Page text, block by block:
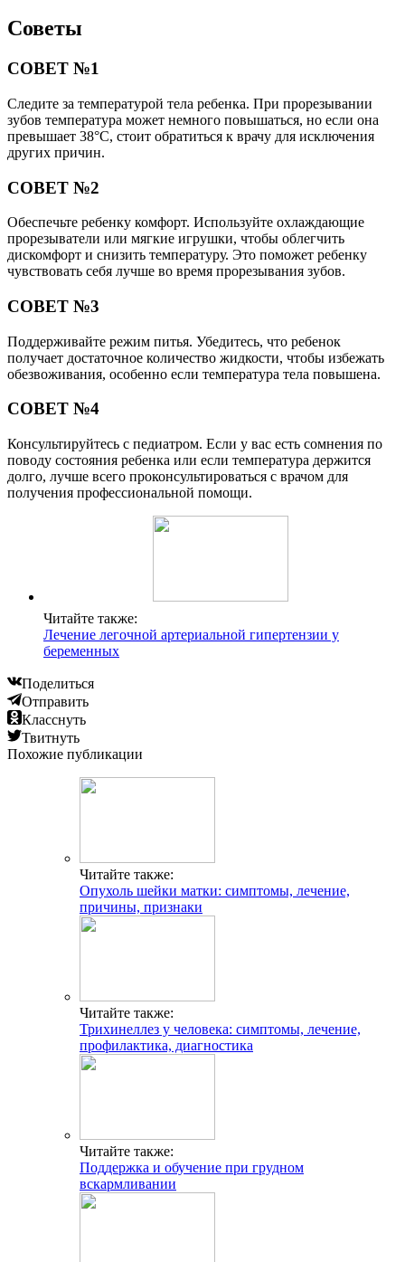
Советы
СОВЕТ №1
Следите за температурой тела ребенка. При прорезывании
зубов температура может немного повышаться, но если она
превышает 38°C, стоит обратиться к врачу для исключения
других причин.
СОВЕТ №2
Обеспечьте ребенку комфорт. Используйте охлаждающие
прорезыватели или мягкие игрушки, чтобы облегчить
дискомфорт и снизить температуру. Это поможет ребенку
чувствовать себя лучше во время прорезывания зубов.
СОВЕТ №3
Поддерживайте режим питья. Убедитесь, что ребенок
получает достаточное количество жидкости, чтобы избежать
обезвоживания, особенно если температура тела повышена.
СОВЕТ №4
Консультируйтесь с педиатром. Если у вас есть сомнения по
поводу состояния ребенка или если температура держится
долго, лучше всего проконсультироваться с врачом для
получения профессиональной помощи.
Читайте также:
Лечение легочной артериальной гипертензии у
беременных
Поделиться
Отправить
Класснуть
Твитнуть
Похожие публикации
Читайте также:
Опухоль шейки матки: симптомы, лечение,
причины, признаки
Читайте также:
Трихинеллез у человека: симптомы, лечение,
профилактика, диагностика
Читайте также:
Поддержка и обучение при грудном
вскармливании